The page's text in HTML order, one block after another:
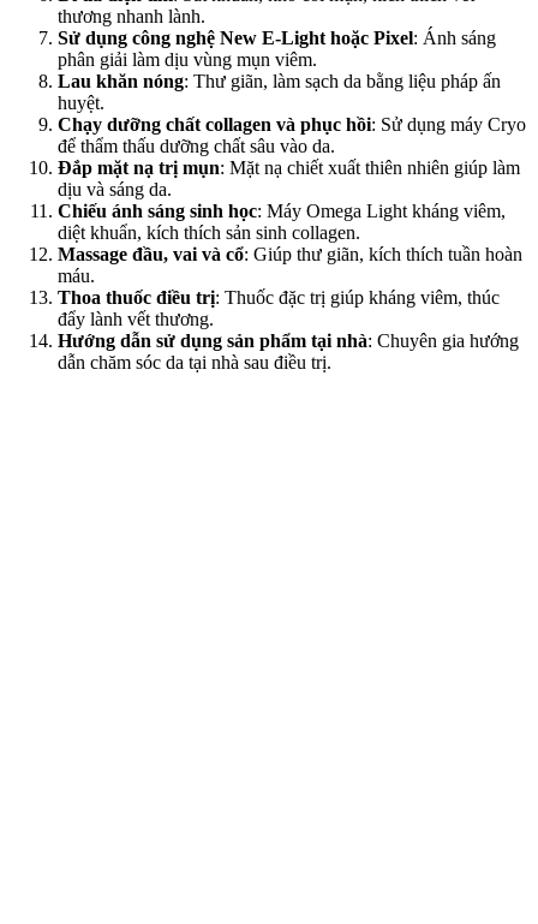
thương nhanh lành.
Sử dụng công nghệ New E-Light hoặc Pixel: Ánh sáng
phân giải làm dịu vùng mụn viêm.
Lau khăn nóng: Thư giãn, làm sạch da bằng liệu pháp ấn
huyệt.
Chạy dưỡng chất collagen và phục hồi: Sử dụng máy Cryo
để thẩm thấu dưỡng chất sâu vào da.
Đắp mặt nạ trị mụn: Mặt nạ chiết xuất thiên nhiên giúp làm
dịu và sáng da.
Chiếu ánh sáng sinh học: Máy Omega Light kháng viêm,
diệt khuẩn, kích thích sản sinh collagen.
Massage đầu, vai và cổ: Giúp thư giãn, kích thích tuần hoàn
máu.
Thoa thuốc điều trị: Thuốc đặc trị giúp kháng viêm, thúc
đẩy lành vết thương.
Hướng dẫn sử dụng sản phẩm tại nhà: Chuyên gia hướng
dẫn chăm sóc da tại nhà sau điều trị.